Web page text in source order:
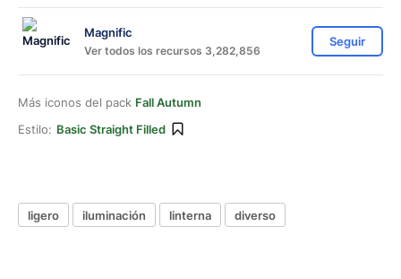
Magnific
Ver todos los recursos 3,282,856
Seguir
Más iconos del pack Fall Autumn
Estilo: Basic Straight Filled
ligero iluminación linterna diverso